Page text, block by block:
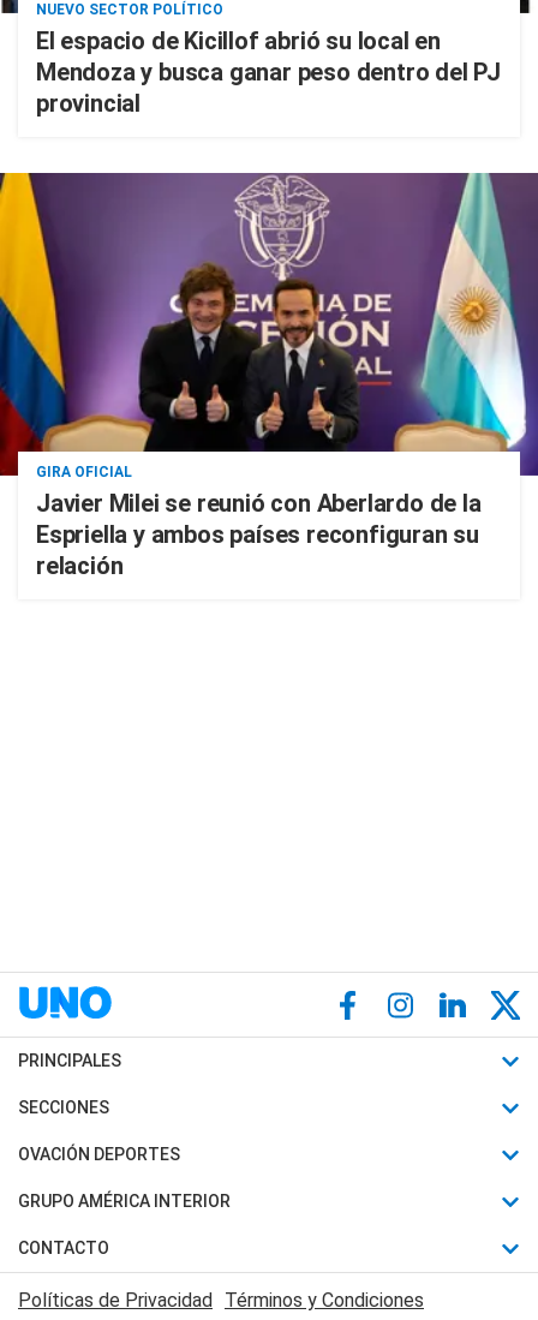
NUEVO SECTOR POLÍTICO
El espacio de Kicillof abrió su local en
Mendoza y busca ganar peso dentro del PJ
provincial
GIRA OFICIAL
Javier Milei se reunió con Aberlardo de la
Espriella y ambos países reconfiguran su
relación
PRINCIPALES
Últimas Noticias
Política
Judiciales
Economia
SECCIONES
Horóscopo
Motores
Trucos caseros
Series y Películas
OVACIÓN DEPORTES
Fútbol
Mundial
Automovilismo
Rugby
GRUPO AMÉRICA INTERIOR
Canal 7 en Vivo
CONTACTO
Acerca de Nosotros
Políticas de Privacidad Términos y Condiciones